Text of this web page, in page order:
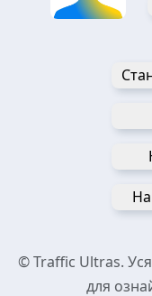
© Traffic Ultras.
для